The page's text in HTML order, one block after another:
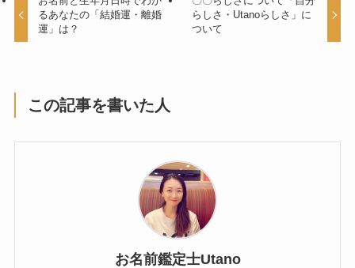
るあなたの「結婚運・離婚
運」は？
らしさ・Utanoらしさ」に
ついて
この記事を書いた人
お名前鑑定士Utano